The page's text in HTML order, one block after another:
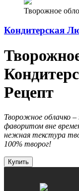
Творожное
Кондитерская
Рецепт
Творожное облачко
фаворитом вне
нежная текстура
100% творог!
Купить